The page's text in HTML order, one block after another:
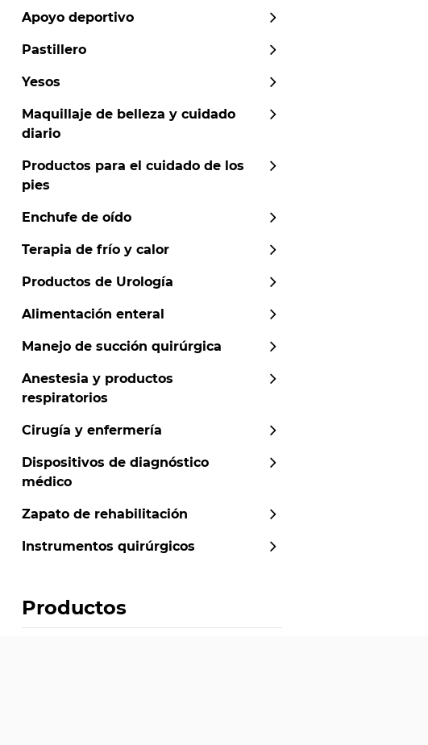
Apoyo deportivo
Pastillero
Yesos
Maquillaje de belleza y cuidado
diario
Productos para el cuidado de los
pies
Enchufe de oído
Terapia de frío y calor
Productos de Urología
Alimentación enteral
Manejo de succión quirúrgica
Anestesia y productos
respiratorios
Cirugía y enfermería
Dispositivos de diagnóstico
médico
Zapato de rehabilitación
Instrumentos quirúrgicos
Productos